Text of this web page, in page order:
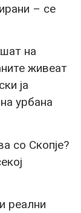
– се
на
живеат
ја
урбана
со Скопје?
реални